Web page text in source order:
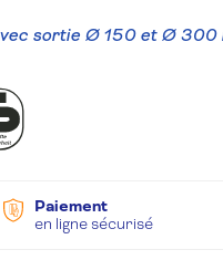
sortie Ø 150 et Ø 300
Paiement
en ligne sécurisé